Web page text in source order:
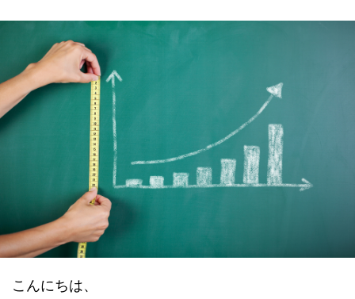
和の成功法則
意識
datum情報局
会員コンテンツ
datum house について
運営会社
会員登録
こんにちは、